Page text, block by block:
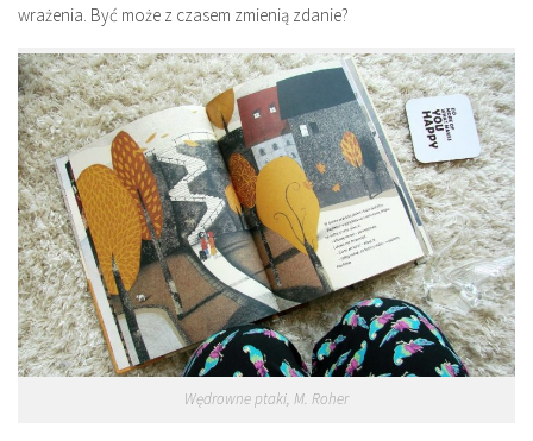
wrażenia. Być może z czasem zmienią zdanie?
Wędrowne ptaki, M. Roher